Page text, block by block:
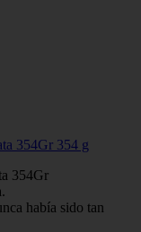
354Gr 354 g
354Gr
había sido tan